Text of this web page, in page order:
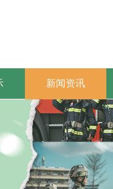
新闻资讯